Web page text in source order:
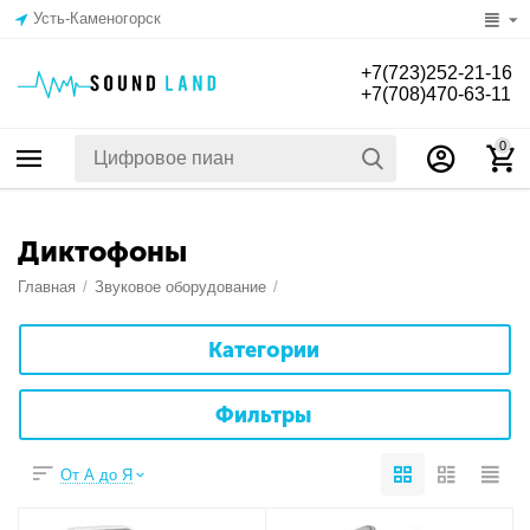
Усть-Каменогорск
+7(723)252-21-16
+7(708)470-63-11
0
Диктофоны
Главная / Звуковое оборудование /
Категории
Фильтры
От А до Я